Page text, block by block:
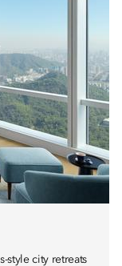
style city retreats